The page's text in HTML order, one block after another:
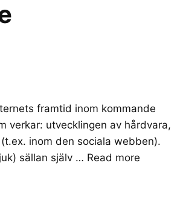
framtid inom kommande
verkar: utvecklingen av hårdvara,
inom den sociala webben).
sällan själv … Read more